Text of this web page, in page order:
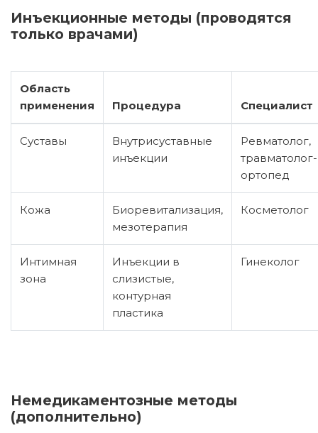
Инъекционные методы (проводятся
только врачами)
Область
применения
Процедура Специалист
Суставы
Внутрисуставные
инъекции
Ревматолог,
травматолог-
ортопед
Кожа
Биоревитализация,
мезотерапия
Косметолог
Интимная
зона
Инъекции в
слизистые,
контурная
пластика
Гинеколог
Немедикаментозные методы
(дополнительно)